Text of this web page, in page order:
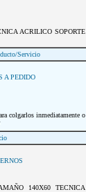
ACRILICO SOPORTE
Servicio
A PEDIDO
colgarlos inmediatamente o
140X60 TECNICA